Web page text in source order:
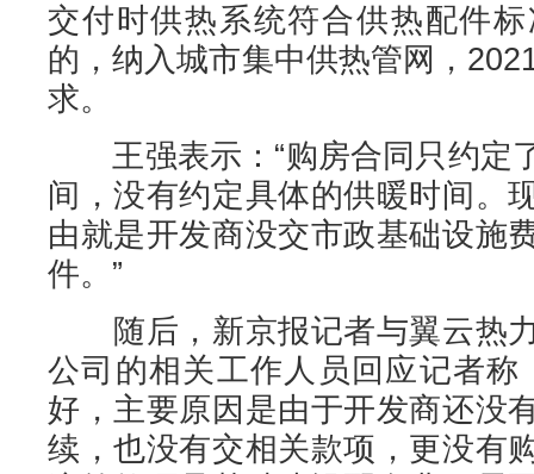
交付时供热系统符合供热配件
的，纳入城市集中供热管网，
求。
王强表示：“购房合同只约定
间，没有约定具体的供暖时间。
由就是开发商没交市政基础设施
件。”
随后，新京报记者与翼云热
公司的相关工作人员回应记者称
好，主要原因是由于开发商还没
续，也没有交相关款项，更没有